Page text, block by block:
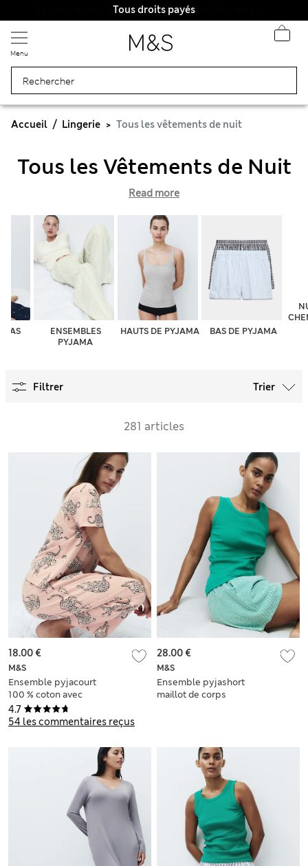
Tous droits payés
Menu
Accueil Lingerie Tous les vêtements de nuit
Tous les Vêtements de Nuit
Read more
ENSEMBLES
PYJAMA
HAUTS DE PYJAMA BAS DE PYJAMA
Filtrer Trier
281 articles
4.7
54 les commentaires reçus
M&S
Ensemble pyjacourt
100 % coton avec
imprimé
18.00 €
M&S
Ensemble pyjashort
maillot de corps
28.00 €